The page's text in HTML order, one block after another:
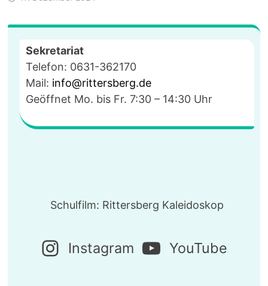
Sekretariat
Telefon: 0631-362170
Mail: info@rittersberg.de
Geöffnet Mo. bis Fr. 7:30 – 14:30 Uhr
Schulfilm: Rittersberg Kaleidoskop
Instagram YouTube